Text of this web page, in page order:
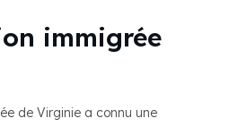
immigrée
de Virginie a connu une